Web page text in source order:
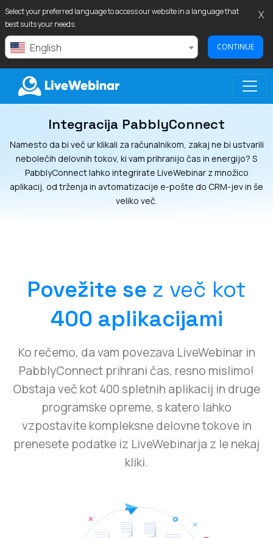
Select your preferred language to access our website in a language that
best suits your needs.
English CONTINUE
X
LIVEWEBINAR.COM
Integracija PabblyConnect
Namesto da bi več ur klikali za računalnikom, zakaj ne bi ustvarili
nebolečih delovnih tokov, ki vam prihranijo čas in energijo? S
PabblyConnect lahko integrirate LiveWebinar z množico
aplikacij, od trženja in avtomatizacije e-pošte do CRM-jev in še
veliko več.
Povežite se z več kot
400 aplikacijami
Ko rečemo, da vam povezava LiveWebinar in
PabblyConnect prihrani čas, resno mislimo!
Obstaja več kot 400 spletnih aplikacij in druge
programske opreme, s katero lahko
vzpostavite kompleksne delovne tokove in
prenesete podatke iz LiveWebinarja z le nekaj
kliki.